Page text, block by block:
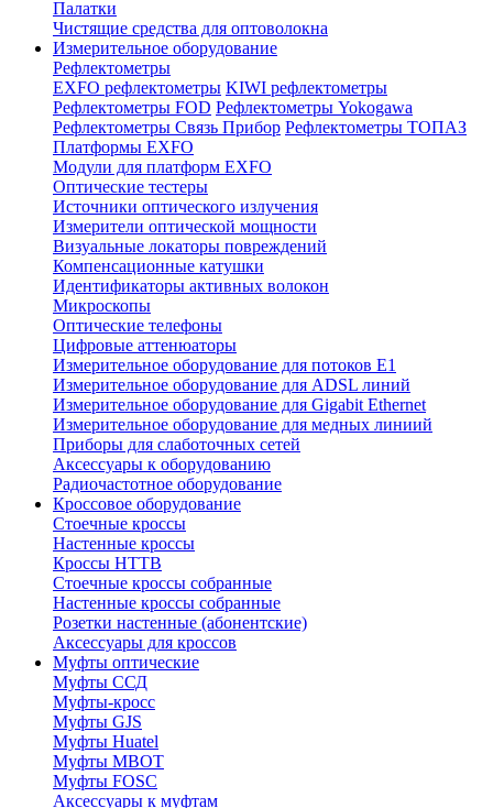
Палатки
Чистящие средства для оптоволокна
Измерительное оборудование
Рефлектометры
EXFO рефлектометры KIWI рефлектометры
Рефлектометры FOD Рефлектометры Yokogawa
Рефлектометры Связь Прибор Рефлектометры ТОПАЗ
Платформы EXFO
Модули для платформ EXFO
Оптические тестеры
Источники оптического излучения
Измерители оптической мощности
Визуальные локаторы повреждений
Компенсационные катушки
Идентификаторы активных волокон
Микроскопы
Оптические телефоны
Цифровые аттенюаторы
Измерительное оборудование для потоков Е1
Измерительное оборудование для ADSL линий
Измерительное оборудование для Gigabit Ethernet
Измерительное оборудование для медных линиий
Приборы для слаботочных сетей
Аксессуары к оборудованию
Радиочастотное оборудование
Кроссовое оборудование
Стоечные кроссы
Настенные кроссы
Кроссы HTTB
Стоечные кроссы собранные
Настенные кроссы собранные
Розетки настенные (абонентские)
Аксессуары для кроссов
Муфты оптические
Муфты ССД
Муфты-кросс
Муфты GJS
Муфты Huatel
Муфты МВОТ
Муфты FOSC
Аксессуары к муфтам